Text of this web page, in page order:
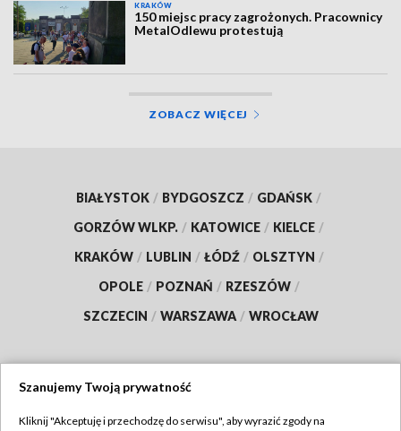
KRAKÓW
150 miejsc pracy zagrożonych. Pracownicy
MetalOdlewu protestują
ZOBACZ WIĘCEJ
BIAŁYSTOK / BYDGOSZCZ / GDAŃSK /
GORZÓW WLKP. / KATOWICE / KIELCE /
KRAKÓW / LUBLIN / ŁÓDŹ / OLSZTYN /
OPOLE / POZNAŃ / RZESZÓW /
SZCZECIN / WARSZAWA / WROCŁAW
Szanujemy Twoją prywatność
Kliknij "Akceptuję i przechodzę do serwisu", aby wyrazić zgody na